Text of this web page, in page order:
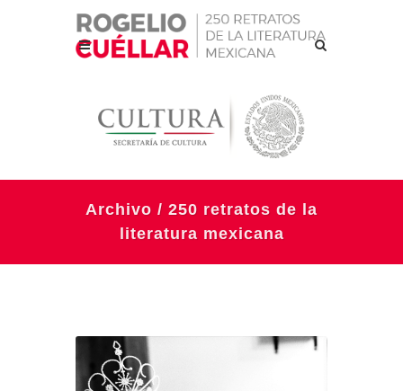
Archivo / 250 retratos de la
literatura mexicana